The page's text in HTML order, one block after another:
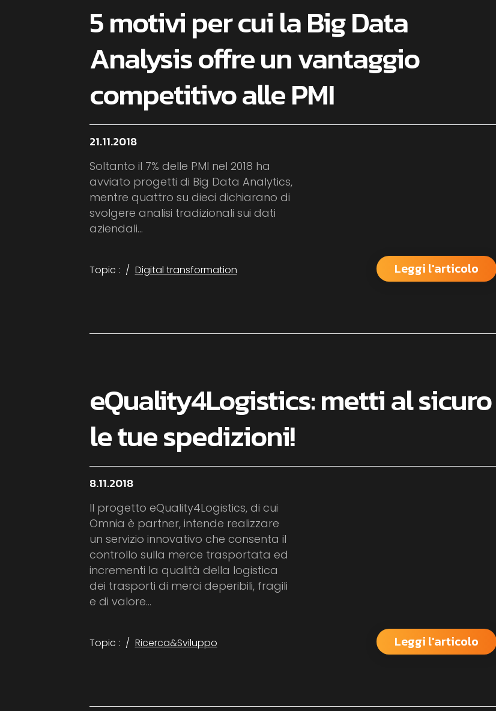
5 motivi per cui la Big Data
Analysis offre un vantaggio
competitivo alle PMI
21.11.2018
Soltanto il 7% delle PMI nel 2018 ha
avviato progetti di Big Data Analytics,
mentre quattro su dieci dichiarano di
svolgere analisi tradizionali sui dati
aziendali...
Topic : Digital transformation Leggi l'articolo
eQuality4Logistics: metti al sicuro
le tue spedizioni!
8.11.2018
Il progetto eQuality4Logistics, di cui
Omnia è partner, intende realizzare
un servizio innovativo che consenta il
controllo sulla merce trasportata ed
incrementi la qualità della logistica
dei trasporti di merci deperibili, fragili
e di valore...
Topic : Ricerca&Sviluppo Leggi l'articolo